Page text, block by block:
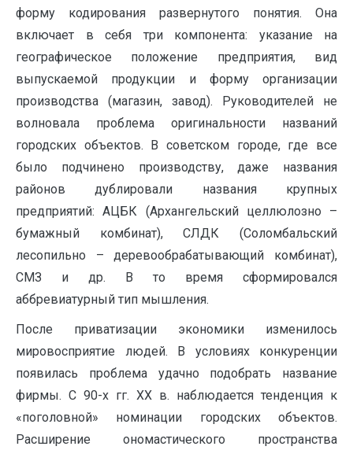
форму кодирования развернутого понятия. Она
включает в себя три компонента: указание на
географическое положение предприятия, вид
выпускаемой продукции и форму организации
производства (магазин, завод). Руководителей не
волновала проблема оригинальности названий
городских объектов. В советском городе, где все
было подчинено производству, даже названия
районов дублировали названия крупных
предприятий: АЦБК (Архангельский целлюлозно –
бумажный комбинат), СЛДК (Соломбальский
лесопильно – деревообрабатывающий комбинат),
СМЗ и др. В то время сформировался
аббревиатурный тип мышления.
После приватизации экономики изменилось
мировосприятие людей. В условиях конкуренции
появилась проблема удачно подобрать название
фирмы. С 90-х гг. XX в. наблюдается тенденция к
«поголовной» номинации городских объектов.
Расширение ономастического пространства